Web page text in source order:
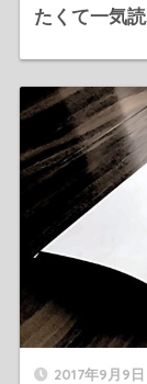
たくて一気
2017年9月9日